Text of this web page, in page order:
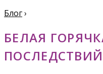
Блог›
БЕЛАЯ